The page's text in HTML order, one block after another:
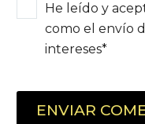
He leído y
como el envío
intereses*
ENVIAR